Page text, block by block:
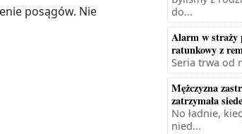
posągów. Nie
do...
Alarm w straży
ratunkowy z
Seria trwa od
Mężczyzna
zatrzymała
No ładnie,
nied...